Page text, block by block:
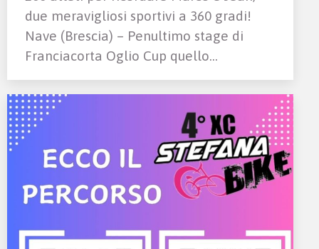
due meravigliosi sportivi a 360 gradi!
Nave (Brescia) – Penultimo stage di
Franciacorta Oglio Cup quello…